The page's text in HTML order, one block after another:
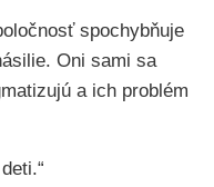
spochybňuje
Oni sami sa
a ich problém